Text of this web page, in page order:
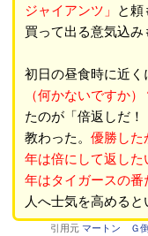
ジャイアンツ」 と
買って出る意気込み
初日の昼食時に近く
（何かないですか）
たのが「倍返しだ
教わった。 優勝した
年は倍にして返し
年はタイガースの番
人へ士気を高めると
引用元 マートン Ｇ